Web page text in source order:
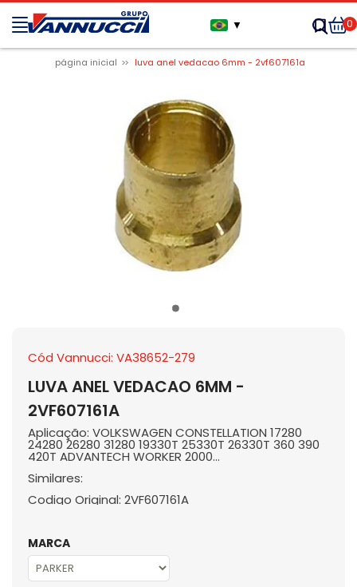
▼ 0
página inicial luva anel vedacao 6mm - 2vf607161a
Cód Vannucci: VA38652-279
LUVA ANEL VEDACAO 6MM -
2VF607161A
Aplicação: VOLKSWAGEN CONSTELLATION 17280
24280 26280 31280 19330T 25330T 26330T 360 390
420T ADVANTECH WORKER 2000...
Similares:
Codigo Original: 2VF607161A
MARCA